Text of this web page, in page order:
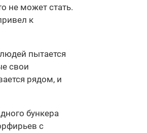
не может стать.
к
пытается
свои
рядом, и
бункера
с